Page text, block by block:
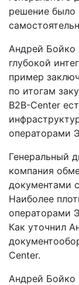
решение было
Андрей Бойко
глубокой
пример
по итогам
B2B-Center
операторами
Генеральный
компания
документами
Наиболее
операторами
Как уточнил
Center.
Андрей